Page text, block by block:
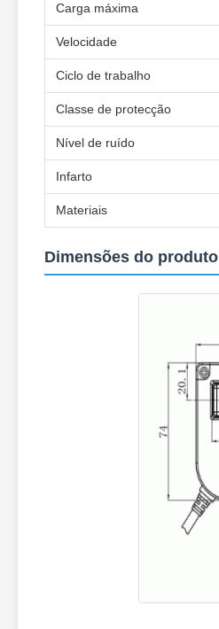
Carga máxima
Velocidade
Ciclo de trabalho
Classe de protecção
Nível de ruído
Infarto
Materiais
Dimensões do produto